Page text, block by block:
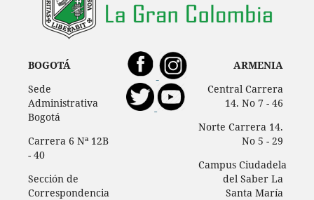
BOGOTÁ
Sede
Administrativa
Bogotá
Carrera 6 Nª 12B
- 40
Sección de
Correspondencia
ARMENIA
Central Carrera
14. No 7 - 46
Norte Carrera 14.
No 5 - 29
Campus Ciudadela
del Saber La
Santa María